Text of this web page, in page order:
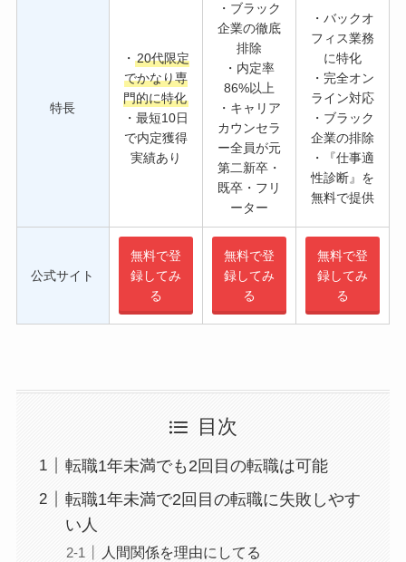
特長
・ 20代限定
でかなり専
門的に特化
・最短10日
で内定獲得
実績あり
・ブラック
企業の徹底
排除
・内定率
86%以上
・キャリア
カウンセラ
ー全員が元
第二新卒・
既卒・フリ
ーター
・バックオ
フィス業務
に特化
・完全オン
ライン対応
・ブラック
企業の排除
・『仕事適
性診断』を
無料で提供
公式サイト
無料で登
録してみ
る
無料で登
録してみ
る
無料で登
録してみ
る
目次
転職1年未満でも2回目の転職は可能
転職1年未満で2回目の転職に失敗しやす
い人
人間関係を理由にしてる